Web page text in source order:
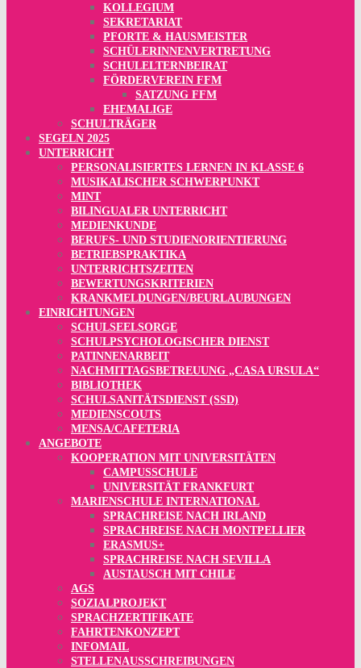
KOLLEGIUM
SEKRETARIAT
PFORTE & HAUSMEISTER
SCHÜLERINNENVERTRETUNG
SCHULELTERNBEIRAT
FÖRDERVEREIN FFM
SATZUNG FFM
EHEMALIGE
SCHULTRÄGER
SEGELN 2025
UNTERRICHT
PERSONALISIERTES LERNEN IN KLASSE 6
MUSIKALISCHER SCHWERPUNKT
MINT
BILINGUALER UNTERRICHT
MEDIENKUNDE
BERUFS- UND STUDIENORIENTIERUNG
BETRIEBSPRAKTIKA
UNTERRICHTSZEITEN
BEWERTUNGSKRITERIEN
KRANKMELDUNGEN/BEURLAUBUNGEN
EINRICHTUNGEN
SCHULSEELSORGE
SCHULPSYCHOLOGISCHER DIENST
PATINNENARBEIT
NACHMITTAGSBETREUUNG „CASA URSULA“
BIBLIOTHEK
SCHULSANITÄTSDIENST (SSD)
MEDIENSCOUTS
MENSA/CAFETERIA
ANGEBOTE
KOOPERATION MIT UNIVERSITÄTEN
CAMPUSSCHULE
UNIVERSITÄT FRANKFURT
MARIENSCHULE INTERNATIONAL
SPRACHREISE NACH IRLAND
SPRACHREISE NACH MONTPELLIER
ERASMUS+
SPRACHREISE NACH SEVILLA
AUSTAUSCH MIT CHILE
AGS
SOZIALPROJEKT
SPRACHZERTIFIKATE
FAHRTENKONZEPT
INFOMAIL
STELLENAUSSCHREIBUNGEN